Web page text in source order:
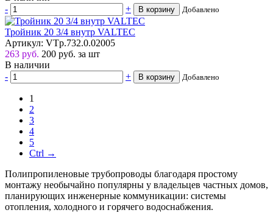
-
+ В корзину Добавлено
Тройник 20 3/4 внутр VALTEC
Артикул: VTp.732.0.02005
263 руб. 200 руб. за шт
В наличии
-
+ В корзину Добавлено
1
2
3
4
5
Ctrl →
Полипропиленовые трубопроводы благодаря простому
монтажу необычайно популярны у владельцев частных домов,
планирующих инженерные коммуникации: системы
отопления, холодного и горячего водоснабжения.